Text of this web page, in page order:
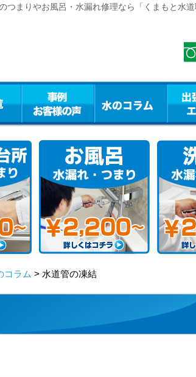
つまりやお風呂・水漏れ修理なら「くまもと水
コラム > 水道管の凍結